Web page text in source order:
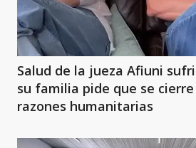
Salud de la jueza Afiuni
su familia pide que se
razones humanitarias